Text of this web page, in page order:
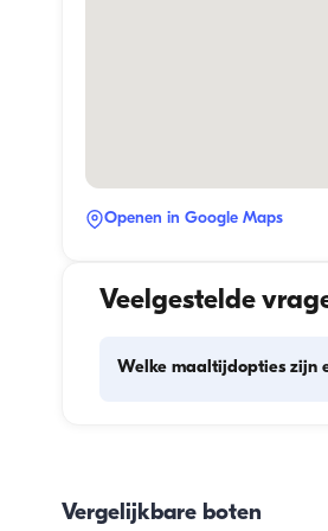
Openen in Google Maps
Veelgestelde
Welke maaltijdopties zijn
bemanning overlaten. De
Vergelijkbare boten